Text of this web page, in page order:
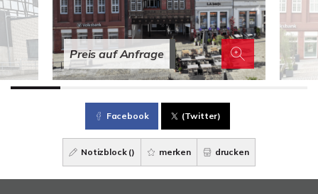
Preis auf Anfrage
Facebook (Twitter)
Notizblock () merken drucken